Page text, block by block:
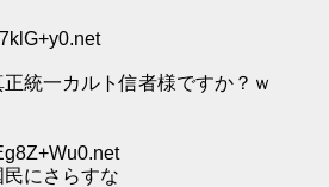
統一カルト信者様ですか？ｗ
にさらすな